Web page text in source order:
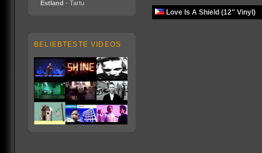
Estland - Tartu
BELIEBTESTE VIDEOS
Love Is A Shield (12" Vinyl)